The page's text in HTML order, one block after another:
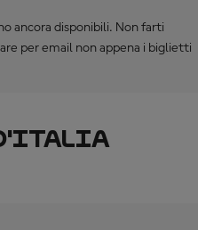
ancora disponibili. Non farti
per email non appena i biglietti